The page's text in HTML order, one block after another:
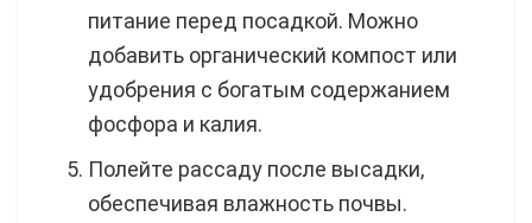
питание перед посадкой. Можно
добавить органический компост или
удобрения с богатым содержанием
фосфора и калия.
Полейте рассаду после высадки,
обеспечивая влажность почвы.